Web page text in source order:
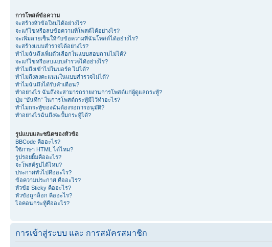
การโพสต์ข้อความ
จะสร้างหัวข้อใหม่ได้อย่างไร?
จะแก้ไขหรือลบข้อความที่โพสต์ได้อย่างไร?
จะเพิ่มลายเซ็นให้กับข้อความที่ฉันโพสต์ได้อย่างไร?
จะสร้างแบบสำรวจได้อย่างไร?
ทำไมฉันถึงเพิ่มตัวเลือกในแบบสอบถามไม่ได้?
จะแก้ไขหรือลบแบบสำรวจได้อย่างไร?
ทำไมถึงเข้าไปในบอร์ด ไม่ได้?
ทำไมถึงลงคะแนนในแบบสำรวจไม่ได้?
ทำไมฉันถึงได้รับคำเตือน?
ทำอย่างไร ฉันถึงจะสามารถรายงานการโพสต์แก่ผู้ดูแลกระทู้?
ปุ่ม “บันทึก” ในการโพสต์กระทู้มีไว้ทำอะไร?
ทำไมกระทู้ของฉันต้องรอการอนุมัติ?
ทำอย่างไรฉันถึงจะปั้มกระทู้ได้?
รูปแบบและชนิดของหัวข้อ
BBCode คืออะไร?
ใช้ภาษา HTML ได้ไหม?
รูปรอยยิ้มคืออะไร?
จะโพสต์รูปได้ไหม?
ประกาศทั่วไปคืออะไร?
ข้อความประกาศ คืออะไร?
หัวข้อ Sticky คืออะไร?
หัวข้อถูกล็อก คืออะไร?
ไอคอนกระทู้คืออะไร?
การเข้าสู่ระบบ และ การสมัครสมาชิก